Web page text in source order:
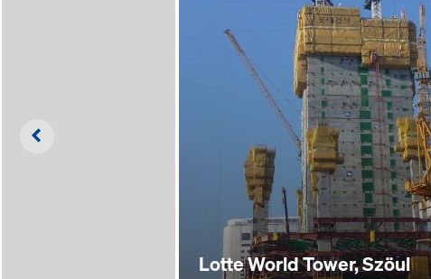
Lotte World Tower, Szöul
Left